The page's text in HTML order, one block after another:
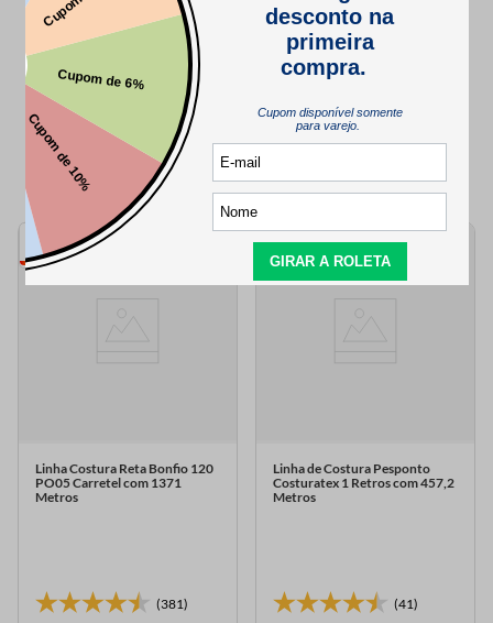
QUEM VIU,TAMBÉM VIU..
168
cores
Linha Costura Reta Bonfio 120
PO05 Carretel com 1371
Metros
(381)
12
Linha de Costura Pesponto
Costuratex 1 Retros com 457,2
Metros
(41)